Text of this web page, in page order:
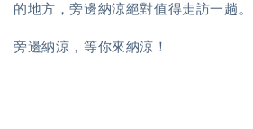
的地方，旁邊納涼絕對值得走訪一趟。
旁邊納涼，等你來納涼！